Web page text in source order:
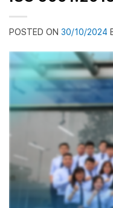
POSTED ON 30/10/2024